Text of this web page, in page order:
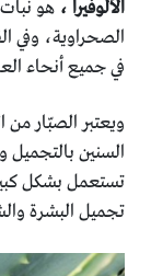
الألوفيرا ، هو
الصحراوية، وفي
في جميع أنحاء
ويعتبر الصبّار من
السنين بالتجميل
تستعمل بشكل
تجميل البشرة